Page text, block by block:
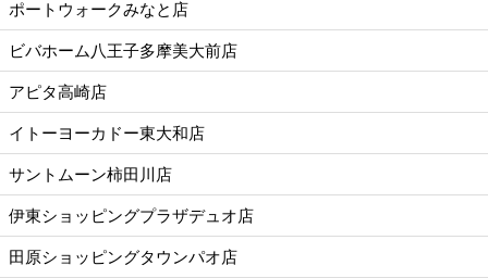
ポートウォークみなと店
ビバホーム八王子多摩美大前店
アピタ高崎店
イトーヨーカドー東大和店
サントムーン柿田川店
伊東ショッピングプラザデュオ店
田原ショッピングタウンパオ店